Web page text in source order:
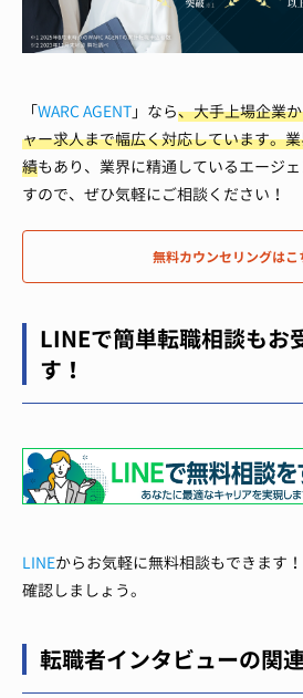
「WARC AGENT 」なら、大手上場企業
ャー求人まで幅広く対応しています。
績もあり、業界に精通しているエージ
すので、ぜひ気軽にご相談ください！
無料カウンセリングはこ
LINEで簡単転職相談もお
す！
LINEからお気軽に無料相談もできます
確認しましょう。
転職者インタビューの関